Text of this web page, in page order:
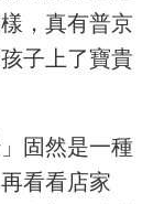
，真有普京
子上了寶貴
固然是一種
看看店家